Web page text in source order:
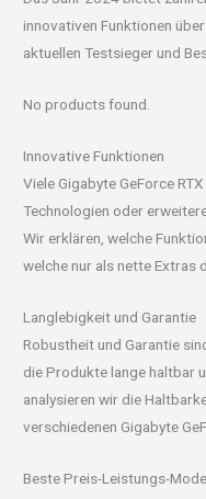
innovativen Funktionen
aktuellen Testsieger und
No products found.
Innovative Funktionen
Viele Gigabyte GeForce
Technologien oder
Wir erklären, welche
welche nur als nette Extras
Langlebigkeit und Garantie
Robustheit und Garantie
die Produkte lange haltbar
analysieren wir die
verschiedenen Gigabyte
Beste Preis-Leistungs-